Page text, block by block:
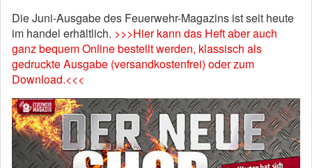
Die Juni-Ausgabe des Feuerwehr-Magazins ist seit heute
im handel erhältlich. >>>Hier kann das Heft aber auch
ganz bequem Online bestellt werden, klassisch als
gedruckte Ausgabe (versandkostenfrei) oder zum
Download.<<<